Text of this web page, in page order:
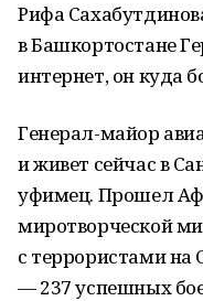
Рифа
в Башкортостане
интернет, он куда
Генерал-майор
и живет сейчас в
уфимец. Прошел
миротворческой
с террористами на
— 237 успешных